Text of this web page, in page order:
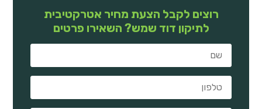
רוצים לקבל הצעת מחיר אטרקטיבית
לתיקון דוד שמש? השאירו פרטים